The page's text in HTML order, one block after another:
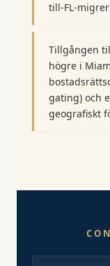
till-FL-
Tillgången
högre i
gating) och
geografiskt